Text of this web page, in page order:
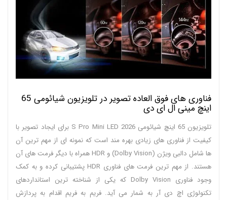
فناوری های فوق العاده تصویر در تلویزیون شیائومی 65
اینچ مینی ال ای دی
تلویزیون 65 اینچ شیائومی S Pro Mini LED 2026 برای ایجاد تصویر با
کیفیت از فناوری های زیادی بهره مند است که نمونه ای از مهم ترین آن
ها شامل دالبی ویژن (Dolby Vision) و HDR همراه با دیگر فرمت های آن
هستند. از مهم ترین فرمت های فناوری HDR پشتیبانی کرده و به کمک
وجود فناوری Dolby Vision که یکی از شناخته ترین استانداردهای
تکنولوژی اچ دی آر به شمار می آید. فریم به فریم اقدام به پردازش